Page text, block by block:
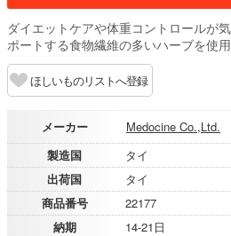
ダイエットケアや体重コントロールが
ポートする食物繊維の多いハーブを使
ほしいものリストへ登録
メーカー
Medocine Co.,Ltd.
製造国
タイ
出荷国
タイ
商品番号
22177
納期
14-21日